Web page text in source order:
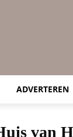
ADVERTEREN
van